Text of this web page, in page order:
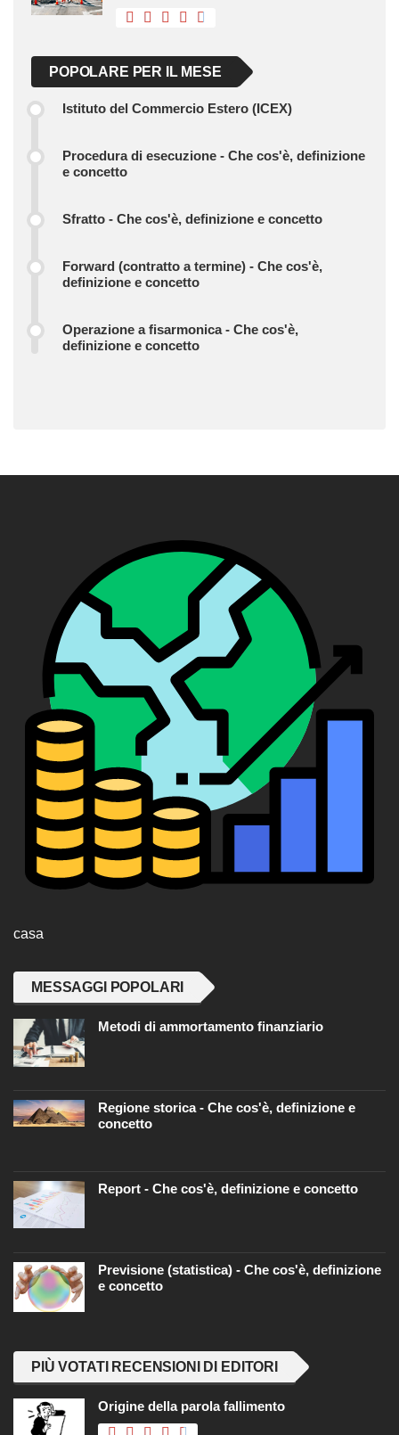
POPOLARE PER IL MESE
Istituto del Commercio Estero (ICEX)
Procedura di esecuzione - Che cos'è, definizione
e concetto
Sfratto - Che cos'è, definizione e concetto
Forward (contratto a termine) - Che cos'è,
definizione e concetto
Operazione a fisarmonica - Che cos'è,
definizione e concetto
casa
MESSAGGI POPOLARI
Metodi di ammortamento finanziario
Regione storica - Che cos'è, definizione e
concetto
Report - Che cos'è, definizione e concetto
Previsione (statistica) - Che cos'è, definizione
e concetto
PIÙ VOTATI RECENSIONI DI EDITORI
Origine della parola fallimento